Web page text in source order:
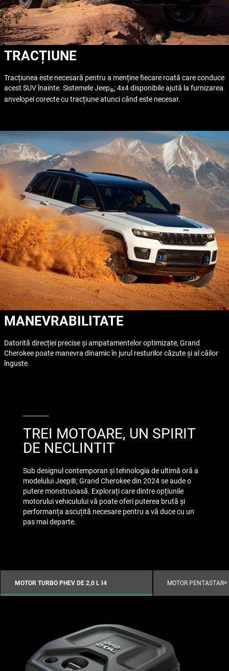
TRACȚIUNE
Tracțiunea este necesară pentru a menține fiecare roată care conduce
acest SUV înainte. Sistemele Jeep®; 4x4 disponibile ajută la furnizarea
anvelopei corecte cu tracțiune atunci când este necesar.
MANEVRABILITATE
Datorită direcției precise și ampatamentelor optimizate, Grand
Cherokee poate manevra dinamic în jurul resturilor căzute și al căilor
înguste.
TREI MOTOARE, UN SPIRIT
DE NECLINTIT
Sub designul contemporan și tehnologia de ultimă oră a
modelului Jeep®; Grand Cherokee din 2024 se aude o
putere monstruoasă. Explorați care dintre opțiunile
motorului vehiculului vă poate oferi puterea brută și
performanța ascuțită necesare pentru a vă duce cu un
pas mai departe.
MOTOR TURBO PHEV DE 2,0 L I4 MOTOR PENTASTAR®